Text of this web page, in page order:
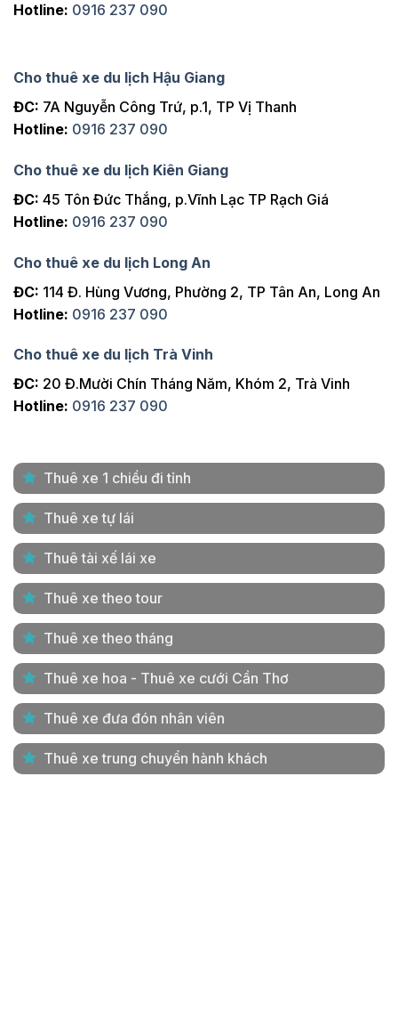
Hotline: 0916 237 090
Cho thuê xe du lịch Hậu Giang
ĐC: 7A Nguyễn Công Trứ, p.1, TP Vị Thanh
Hotline: 0916 237 090
Cho thuê xe du lịch Kiên Giang
ĐC: 45 Tôn Đức Thắng, p.Vĩnh Lạc TP Rạch Giá
Hotline: 0916 237 090
Cho thuê xe du lịch Long An
ĐC: 114 Đ. Hùng Vương, Phường 2, TP Tân An, Long An
Hotline: 0916 237 090
Cho thuê xe du lịch Trà Vinh
ĐC: 20 Đ.Mười Chín Tháng Năm, Khóm 2, Trà Vinh
Hotline: 0916 237 090
Thuê xe 1 chiều đi tỉnh
Thuê xe tự lái
Thuê tài xế lái xe
Thuê xe theo tour
Thuê xe theo tháng
Thuê xe hoa - Thuê xe cưới Cần Thơ
Thuê xe đưa đón nhân viên
Thuê xe trung chuyển hành khách